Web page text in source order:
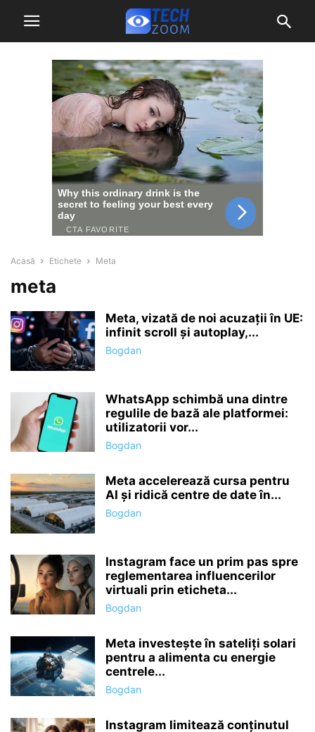
Acasă Etichete Meta
meta
Meta, vizată de noi acuzații în UE:
infinit scroll și autoplay,...
Bogdan
WhatsApp schimbă una dintre
regulile de bază ale platformei:
utilizatorii vor...
Bogdan
Meta accelerează cursa pentru
AI și ridică centre de date în...
Bogdan
Instagram face un prim pas spre
reglementarea influencerilor
virtuali prin eticheta...
Bogdan
Meta investește în sateliți solari
pentru a alimenta cu energie
centrele...
Bogdan
Instagram limitează conținutul